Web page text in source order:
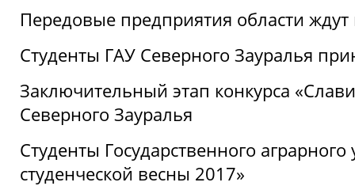
Передовые предприятия области ждут
Студенты ГАУ Северного Зауралья
Заключительный этап конкурса
Северного Зауралья
Студенты Государственного
студенческой весны 2017»